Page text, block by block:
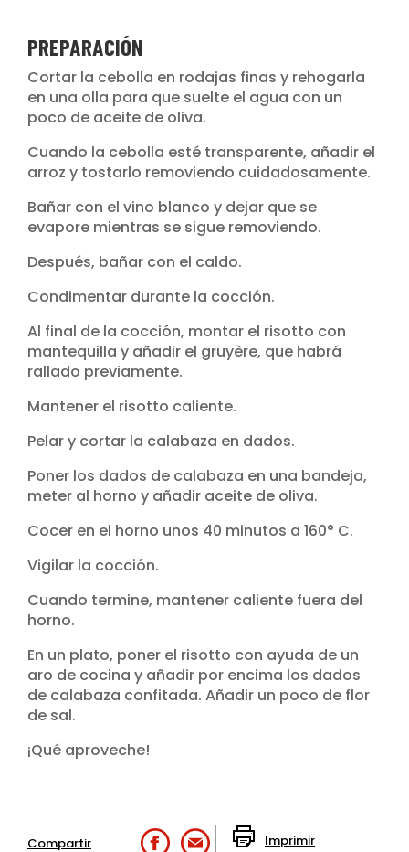
PREPARACIÓN
Cortar la cebolla en rodajas finas y rehogarla
en una olla para que suelte el agua con un
poco de aceite de oliva.
Cuando la cebolla esté transparente, añadir el
arroz y tostarlo removiendo cuidadosamente.
Bañar con el vino blanco y dejar que se
evapore mientras se sigue removiendo.
Después, bañar con el caldo.
Condimentar durante la cocción.
Al final de la cocción, montar el risotto con
mantequilla y añadir el gruyère, que habrá
rallado previamente.
Mantener el risotto caliente.
Pelar y cortar la calabaza en dados.
Poner los dados de calabaza en una bandeja,
meter al horno y añadir aceite de oliva.
Cocer en el horno unos 40 minutos a 160° C.
Vigilar la cocción.
Cuando termine, mantener caliente fuera del
horno.
En un plato, poner el risotto con ayuda de un
aro de cocina y añadir por encima los dados
de calabaza confitada. Añadir un poco de flor
de sal.
¡Qué aproveche!
Compartir Imprimir